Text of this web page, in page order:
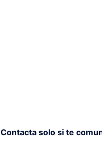
solo si te